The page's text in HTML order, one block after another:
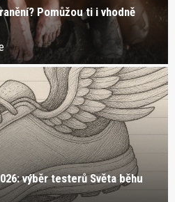
Pomůžou ti i vhodně
výběr testerů Světa běhu